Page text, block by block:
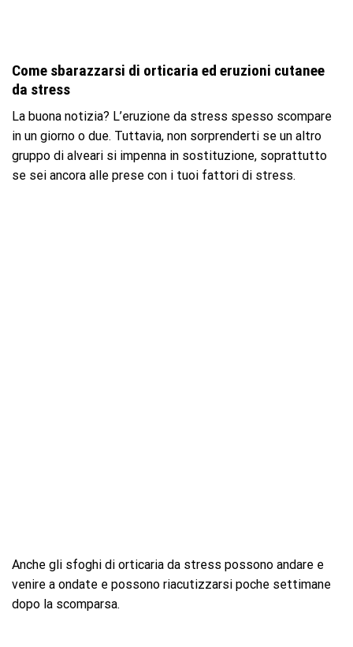
Come sbarazzarsi di orticaria ed eruzioni cutanee
da stress
La buona notizia? L’eruzione da stress spesso scompare
in un giorno o due. Tuttavia, non sorprenderti se un altro
gruppo di alveari si impenna in sostituzione, soprattutto
se sei ancora alle prese con i tuoi fattori di stress.
Anche gli sfoghi di orticaria da stress possono andare e
venire a ondate e possono riacutizzarsi poche settimane
dopo la scomparsa.